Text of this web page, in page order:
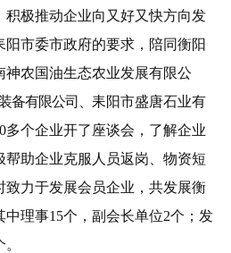
积极推动企业向又好又快方向发
阳市委市政府的要求，陪同衡阳
神农国油生态农业发展有限公
备有限公司、 耒阳市盛唐石业有
多个企业开了座谈会，了解企业
帮助企业克服人员返岗、物资短
致力于发展会员企业，共发展衡
中理事15个，副会长单位2个；发